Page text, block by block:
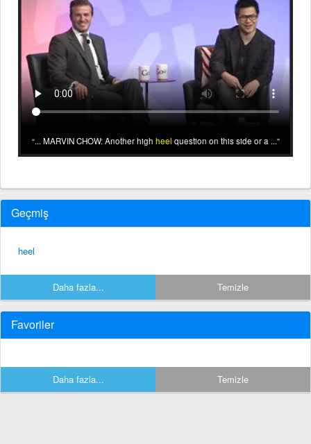
... MARVIN CHOW: Another high heel question on this side or a ...
Geçmiş
heel
Daha fazla... Temizle
Favoriler
Daha fazla... Temizle